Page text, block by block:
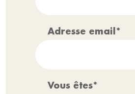
Adresse email*
Vous êtes*